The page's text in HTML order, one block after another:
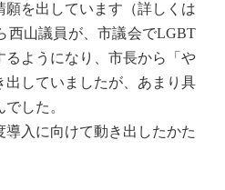
願を出しています（詳しくは
西山議員が、市議会でLGBT
るようになり、市長から「や
出していましたが、あまり具
した。
入に向けて動き出したかた